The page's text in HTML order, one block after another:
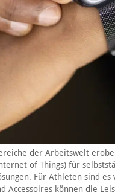
der Arbeitswelt
of Things) für
Für Athleten sind
Accessoires können die